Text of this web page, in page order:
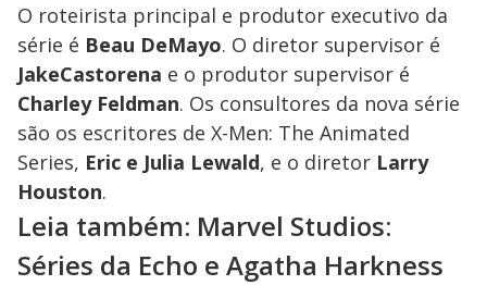
O roteirista principal e produtor executivo da
série é Beau DeMayo. O diretor supervisor é
JakeCastorena e o produtor supervisor é
Charley Feldman. Os consultores da nova série
são os escritores de X-Men: The Animated
Series, Eric e Julia Lewald, e o diretor Larry
Houston.
Leia também: Marvel Studios:
Séries da Echo e Agatha Harkness